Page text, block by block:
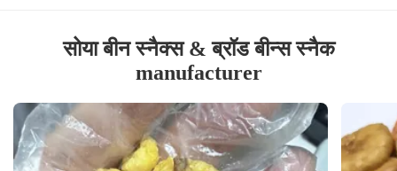
सोया बीन स्नैक्स & ब्रॉड बीन्स स्नैक
manufacturer